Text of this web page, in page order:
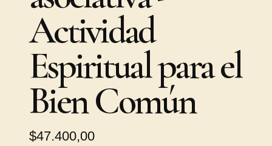
Actividad
Espiritual para el
Bien Común
$47.400,00